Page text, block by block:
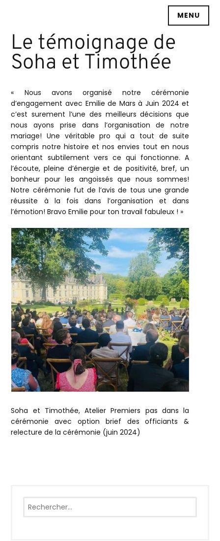
principal
MENU
Le témoignage de
Soha et Timothée
« Nous avons organisé notre cérémonie
d’engagement avec Emilie de Mars à Juin 2024 et
c’est surement l’une des meilleurs décisions que
nous ayons prise dans l’organisation de notre
mariage! Une véritable pro qui a tout de suite
compris notre histoire et nos envies tout en nous
orientant subtilement vers ce qui fonctionne. A
l’écoute, pleine d’énergie et de positivité, bref, un
bonheur pour les angoissés que nous sommes!
Notre cérémonie fut de l’avis de tous une grande
réussite à la fois dans l’organisation et dans
l’émotion! Bravo Emilie pour ton travail fabuleux ! »
Soha et Timothée, Atelier Premiers pas dans la
cérémonie avec option brief des officiants &
relecture de la cérémonie (juin 2024)